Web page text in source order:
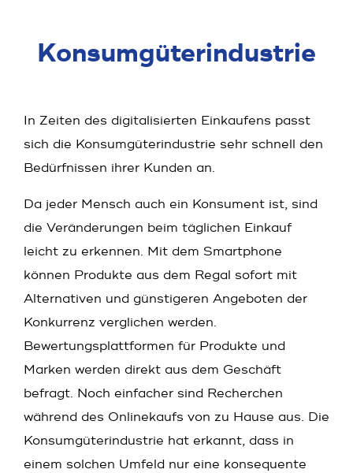
Konsumgüter­industrie
In Zeiten des digitalisierten Einkaufens passt
sich die Konsumgüterindustrie sehr schnell den
Bedürfnissen ihrer Kunden an.
Da jeder Mensch auch ein Konsument ist, sind
die Veränderungen beim täglichen Einkauf
leicht zu erkennen. Mit dem Smartphone
können Produkte aus dem Regal sofort mit
Alternativen und günstigeren Angeboten der
Konkurrenz verglichen werden.
Bewertungsplattformen für Produkte und
Marken werden direkt aus dem Geschäft
befragt. Noch einfacher sind Recherchen
während des Onlinekaufs von zu Hause aus. Die
Konsumgüterindustrie hat erkannt, dass in
einem solchen Umfeld nur eine konsequente